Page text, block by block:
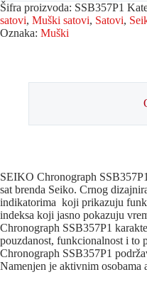
Šifra proizvoda: SSB357P1
satovi, Muški satovi, Satovi,
Oznaka: Muški
SEIKO Chronograph
sat brenda Seiko. Crnog
indikatorima koji prikazuju
indeksa koji jasno pokazuju
Chronograph SSB357P1
pouzdanost, funkcionalnost i to
Chronograph SSB357P1
Namenjen je aktivnim